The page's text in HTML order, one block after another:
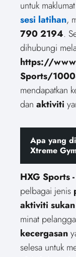
untuk
sesi latihan,
790 2194.
dihubungi
https://
Sports/
mendapatkan
dan aktiviti
Apa yang
Xtreme
HXG Sports
pelbagai jenis
aktiviti sukan
minat
kecergasan
selesa untuk